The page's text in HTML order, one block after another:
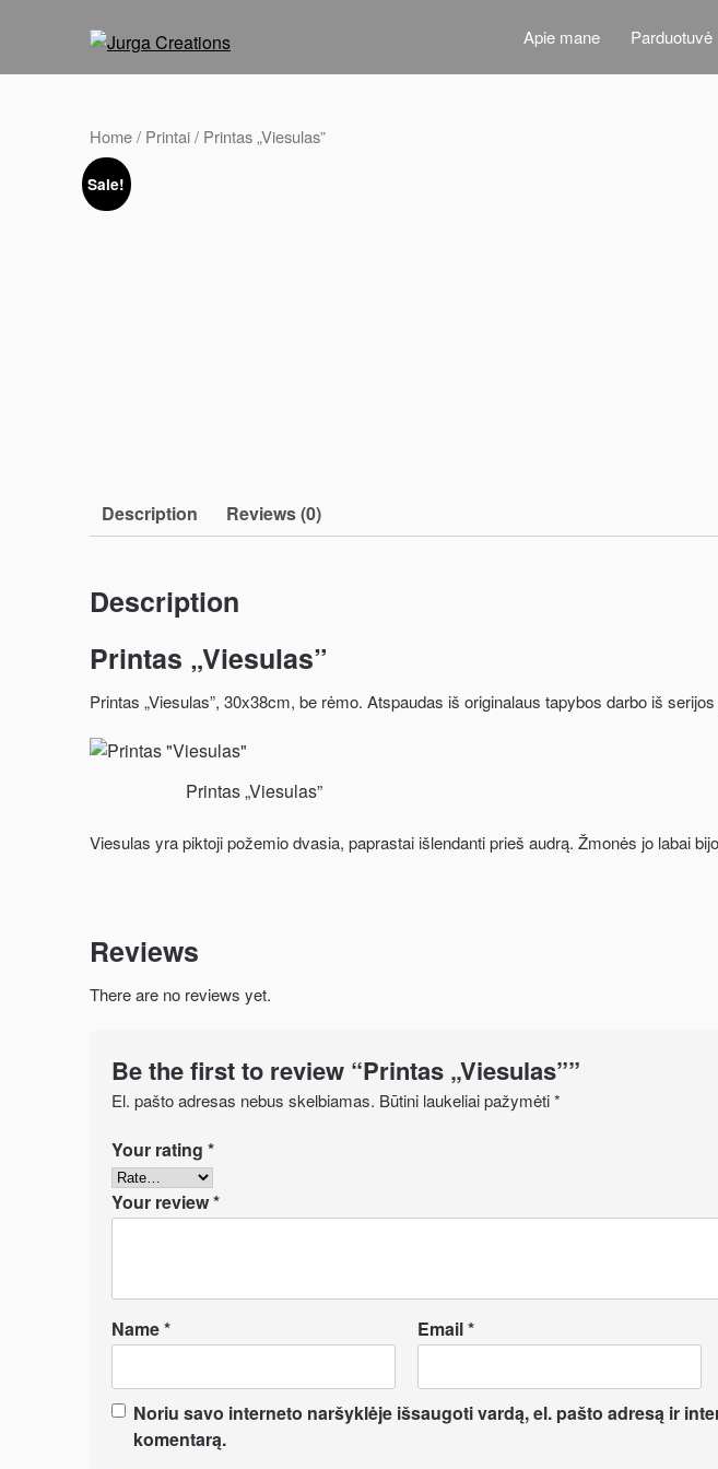
Apie mane Parduotuvė
Home/ Printai/ Printas „Viesulas”
Sale!
Description Reviews (0)
Description
Printas „Viesulas”
Printas „Viesulas”, 30x38cm, be rėmo. Atspaudas iš originalaus tapybos darbo iš
Printas „Viesulas”
Viesulas yra piktoji požemio dvasia, paprastai išlendanti prieš audrą. Žmonės jo labai
Reviews
There are no reviews yet.
Be the first to review “Printas „Viesulas””
El. pašto adresas nebus skelbiamas. Būtini laukeliai pažymėti*
Your rating *
Your review*
Name* Email*
Noriu savo interneto naršyklėje išsaugoti vardą, el. pašto adresą ir
komentarą.